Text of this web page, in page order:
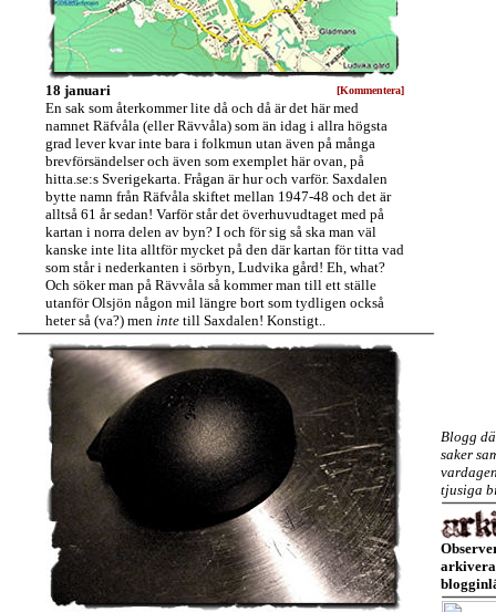
18 januari [Kommentera]
En sak som återkommer lite då och då är det här med
namnet Räfvåla (eller Rävvåla) som än idag i allra högsta
grad lever kvar inte bara i folkmun utan även på många
brevförsändelser och även som exemplet här ovan, på
hitta.se:s Sverigekarta. Frågan är hur och varför. Saxdalen
bytte namn från Räfvåla skiftet mellan 1947-48 och det är
alltså 61 år sedan! Varför står det överhuvudtaget med på
kartan i norra delen av byn? I och för sig så ska man väl
kanske inte lita alltför mycket på den där kartan för titta vad
som står i nederkanten i sörbyn, Ludvika gård! Eh, what?
Och söker man på Rävvåla så kommer man till ett ställe
utanför Olsjön någon mil längre bort som tydligen också
heter så (va?) men inte till Saxdalen! Konstigt..
Blogg
saker
tjusiga